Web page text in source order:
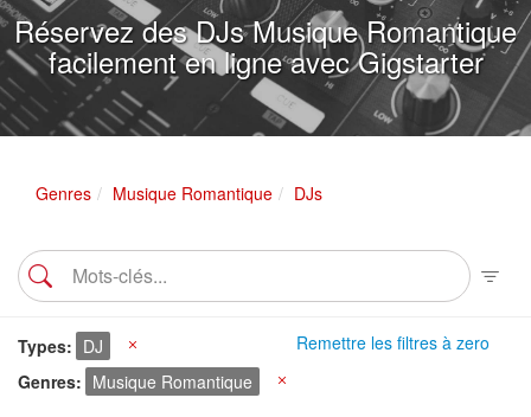
Réservez des DJs Musique Romantique
facilement en ligne avec Gigstarter
Genres Musique Romantique DJs
Remettre les filtres à zero
Types DJ
Genres
Musique Romantique